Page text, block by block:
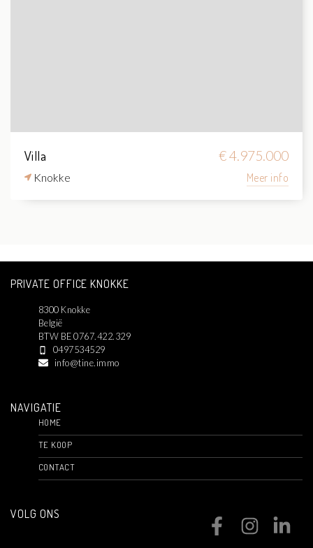
Villa € 4.975.000
Knokke Meer info
PRIVATE OFFICE KNOKKE
8300 Knokke
België
BTW BE 0767.422.329
0497534529
info@tine.immo
NAVIGATIE
HOME
TE KOOP
CONTACT
VOLG ONS